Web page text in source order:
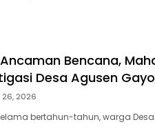
Bencana,
Desa Agusen
26, 2026
bertahun-tahun, warga